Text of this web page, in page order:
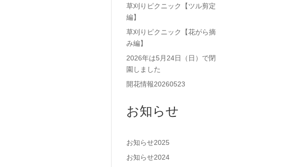
草刈りピクニック【ツル剪定
編】
草刈りピクニック【花がら摘
み編】
2026年は5月24日（日）で閉
園しました
開花情報20260523
お知らせ
お知らせ2025
お知らせ2024